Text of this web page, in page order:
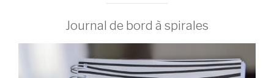
Journal de bord à spirales